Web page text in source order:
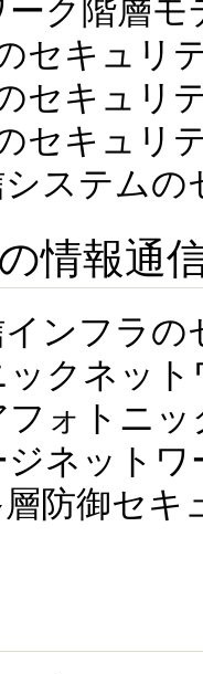
ーク階層モ
セキュリ
セキュリ
セキュリ
システム
情報通
インフラ
ックネッ
フォトニ
ジネット
層防御セ